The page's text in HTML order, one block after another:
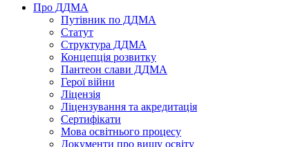
Про ДДМА
Путівник по ДДМА
Статут
Структура ДДМА
Концепція розвитку
Пантеон слави ДДМА
Герої війни
Ліцензія
Ліцензування та акредитація
Сертифікати
Мова освітнього процесу
Документи про вищу освіту